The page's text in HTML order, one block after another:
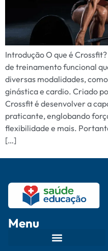
Introdução O que é
de treinamento funcional
diversas modalidades,
ginástica e cardio. Criado
Crossfit é desenvolver a
praticante, englobando
flexibilidade e mais.
[…]
Menu